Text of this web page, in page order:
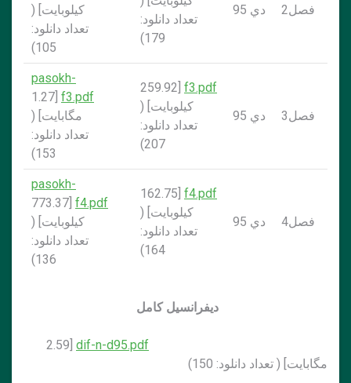
فصل2 دي 95
تعداد دانلود:
179)
کيلوبايت] (
تعداد دانلود:
105)
فصل3 دي 95
f3.pdf
[259.92
کيلوبايت] (
تعداد دانلود:
207)
pasokh-
f3.pdf
[1.27
مگابايت] (
تعداد دانلود:
153)
فصل4 دي 95
f4.pdf
[162.75
کيلوبايت] (
تعداد دانلود:
164)
pasokh-
f4.pdf
[773.37
کيلوبايت] (
تعداد دانلود:
136)
ديفرانسيل كامل
dif-n-d95.pdf
[2.59
مگابايت] ( تعداد دانلود: 150)